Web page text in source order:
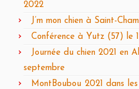
2022
J’m mon chien à Saint-
Conférence à Yutz (57) le
Journée du chien 2021 en
septembre
MontBoubou 2021 dans